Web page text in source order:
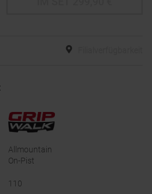
Allmountain
On-Pist
110